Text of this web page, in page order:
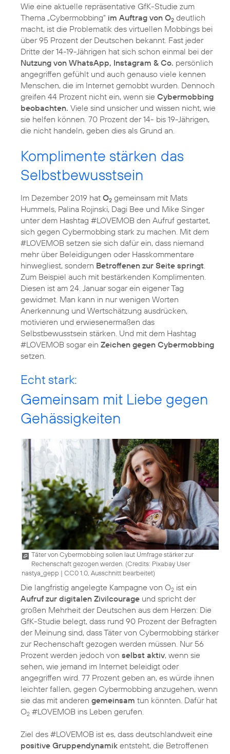
Wie eine aktuelle repräsentative GfK-Studie zum
Thema „Cybermobbing“ im Auftrag von O2 deutlich
macht, ist die Problematik des virtuellen Mobbings bei
über 95 Prozent der Deutschen bekannt. Fast jeder
Dritte der 14-19-Jährigen hat sich schon einmal bei der
Nutzung von WhatsApp, Instagram & Co. persönlich
angegriffen gefühlt und auch genauso viele kennen
Menschen, die im Internet gemobbt wurden. Dennoch
greifen 44 Prozent nicht ein, wenn sie Cybermobbing
beobachten. Viele sind unsicher und wissen nicht, wie
sie helfen können. 70 Prozent der 14- bis 19-Jährigen,
die nicht handeln, geben dies als Grund an.
Komplimente stärken das
Selbstbewusstsein
Im Dezember 2019 hat O2 gemeinsam mit Mats
Hummels, Palina Rojinski, Dagi Bee und Mike Singer
unter dem Hashtag #LOVEMOB den Aufruf gestartet,
sich gegen Cybermobbing stark zu machen. Mit dem
#LOVEMOB setzen sie sich dafür ein, dass niemand
mehr über Beleidigungen oder Hasskommentare
hinwegliest, sondern Betroffenen zur Seite springt
Zum Beispiel auch mit bestärkenden Komplimenten.
Diesen ist am 24. Januar sogar ein eigener Tag
gewidmet. Man kann in nur wenigen Worten
Anerkennung und Wertschätzung ausdrücken,
motivieren und erwiesenermaßen das
Selbstbewusstsein stärken. Und mit dem Hashtag
#LOVEMOB sogar ein Zeichen gegen Cybermobbing
setzen.
Echt stark:
Gemeinsam mit Liebe gegen
Gehässigkeiten
Täter von Cybermobbing sollen laut Umfrage stärker zur
Rechenschaft gezogen werden. (Credits: Pixabay User
nastya_gepp | CC0 1.0, Ausschnitt bearbeitet)
Die langfristig angelegte Kampagne von O2 ist ein
Aufruf zur digitalen Zivilcourage und spricht der
großen Mehrheit der Deutschen aus dem Herzen: Die
GfK-Studie belegt, dass rund 90 Prozent der Befragten
der Meinung sind, dass Täter von Cybermobbing stärker
zur Rechenschaft gezogen werden müssen. Nur 56
Prozent werden jedoch von selbst aktiv, wenn sie
sehen, wie jemand im Internet beleidigt oder
angegriffen wird. 77 Prozent geben an, es würde ihnen
leichter fallen, gegen Cybermobbing anzugehen, wenn
sie das mit anderen gemeinsam tun könnten. Dafür hat
O2 #LOVEMOB ins Leben gerufen.
Ziel des #LOVEMOB ist es, dass deutschlandweit eine
positive Gruppendynamik entsteht, die Betroffenen